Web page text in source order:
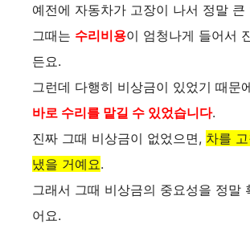
예전에 자동차가 고장이 나서 정말 큰
그때는 수리비용이 엄청나게 들어서
든요.
그런데 다행히 비상금이 있었기 때문
바로 수리를 맡길 수 있었습니다.
진짜 그때 비상금이 없었으면, 차를
냈을 거예요.
그래서 그때 비상금의 중요성을 정말
어요.